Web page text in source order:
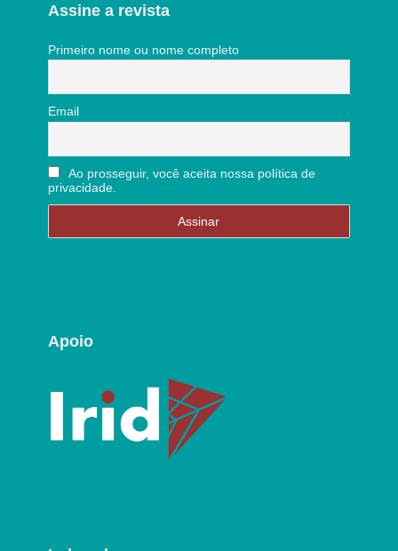
Assine a revista
Primeiro nome ou nome completo
Email
Ao prosseguir, você aceita nossa política de
privacidade.
Apoio